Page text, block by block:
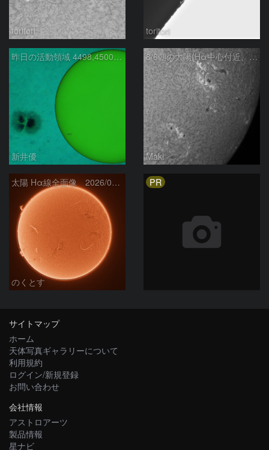
toritori toritori
昨日の活動領域 4498,4500：2026/08/05
新井優
8/6朝の太陽(Hα中心付近、4498、4502付近)
Maki
太陽 Hα線全面像 2026/08/06
のくとす
PR
サイトマップ
ホーム
天体写真ギャラリーについて
利用規約
ログイン/新規登録
お問い合わせ
会社情報
アストロアーツ
製品情報
星ナビ